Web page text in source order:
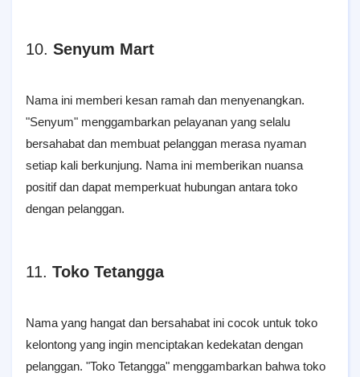
10. Senyum Mart
Nama ini memberi kesan ramah dan menyenangkan.
"Senyum" menggambarkan pelayanan yang selalu
bersahabat dan membuat pelanggan merasa nyaman
setiap kali berkunjung. Nama ini memberikan nuansa
positif dan dapat memperkuat hubungan antara toko
dengan pelanggan.
11. Toko Tetangga
Nama yang hangat dan bersahabat ini cocok untuk toko
kelontong yang ingin menciptakan kedekatan dengan
pelanggan. "Toko Tetangga" menggambarkan bahwa toko